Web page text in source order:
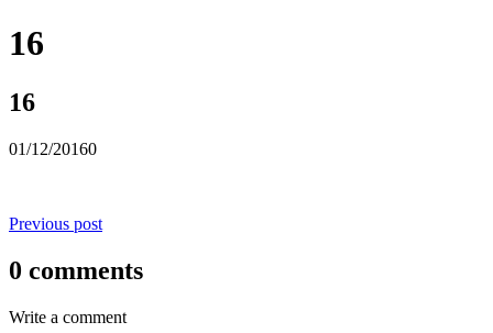
16
16
01/12/20160
Previous post
0 comments
Write a comment